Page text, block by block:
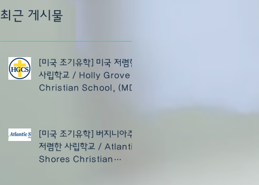
최근 게시물
[미국 조기유학] 미국 저렴한
사립학교 / Holly Grove
Christian School, (MD)
[미국 조기유학] 버지니아주
저렴한 사립학교 / Atlantic
Shores Christian